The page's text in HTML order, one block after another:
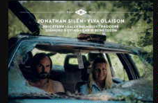
Maja Kekonius